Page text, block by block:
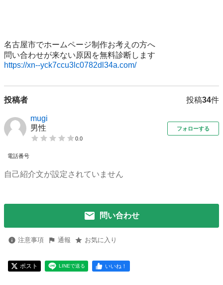
名古屋市でホームページ制作お考えの方へ
https://xn--yck7ccu3lc0782dl34a.com/
投稿者 投稿34件
mugi
男性
0.0
フォローする
電話番号
自己紹介文が設定されていません
問い合わせ
注意事項 通報 お気に入り
ポスト LINEで送る いいね！